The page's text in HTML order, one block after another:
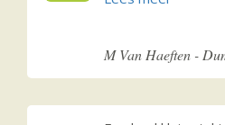
M Van Haeften -